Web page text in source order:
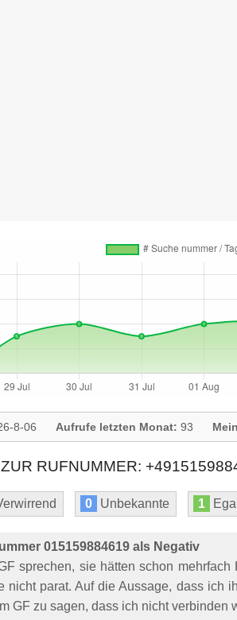
8-06 Aufrufe letzten Monat: 93
RUFNUMMER:
0 Unbekannte 1 Egal
015159884619 als Negativ
sprechen, sie hätten schon
nicht parat. Auf die Aussage, dass ich
GF zu sagen, dass ich nicht verbinden